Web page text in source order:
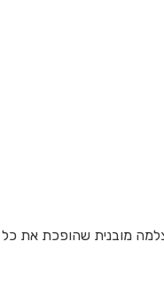
מובנית שהופכת את